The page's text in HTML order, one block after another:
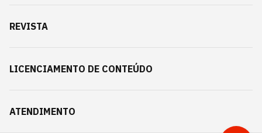
REVISTA
LICENCIAMENTO DE CONTEÚDO
ATENDIMENTO